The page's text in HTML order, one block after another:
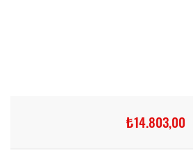
₺14.803,00